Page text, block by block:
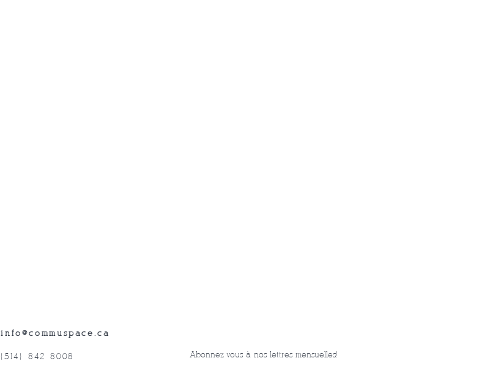
info@commuspace.ca
(514) 842-8008 Abonnez-vous à nos lettres mensuelles!